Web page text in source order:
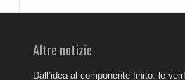
Altre notizie
Dall’idea al componente finito: le